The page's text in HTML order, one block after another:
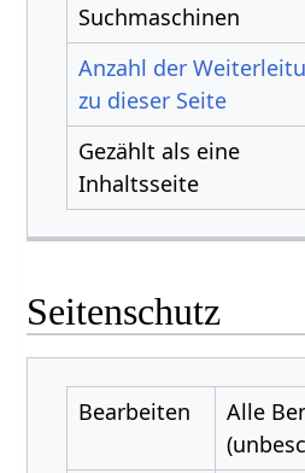
Suchmaschinen
Anzahl der
zu dieser Seite
Gezählt als eine
Inhaltsseite
Seitenschutz
Bearbeiten
Alle